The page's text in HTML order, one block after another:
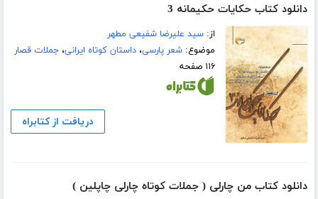
دانلود کتاب حکایات حکیمانه 3
از:سید علیرضا شفیعی مطهر
موضوع:شعر پارسی،داستان کوتاه ایرانی،جملات قصار
۱۱۶ صفحه
دریافت از کتابراه
دانلود کتاب من چارلی ( جملات کوتاه چارلی چاپلین )